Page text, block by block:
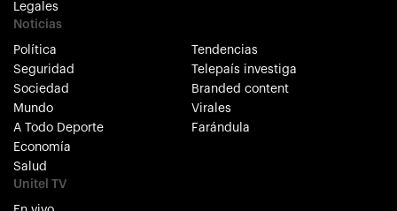
Legales
Noticias
Política
Seguridad
Sociedad
Mundo
A Todo Deporte
Economía
Salud
Tendencias
Telepaís investiga
Branded content
Virales
Farándula
Unitel TV